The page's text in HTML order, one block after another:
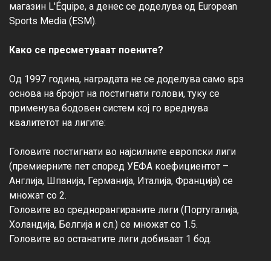
магазин L'Équipe, а денес се доделува од European
Sports Media (ESM).
Како се пресметуваат поените?
Од 1997 година, наградата не се доделува само врз
основа на бројот на постигнати голови, туку се
применува бодовен систем кој го вреднува
квалитетот на лигите:
Головите постигнати во најсилните европски лиги
(премиерните пет според УЕФА коефициентот –
Англија, Шпанија, Германија, Италија, Франција) се
множат со 2.
Головите во среднорангираните лиги (Португалија,
Холандија, Белгија и сл.) се множат со 1.5.
Головите во останатите лиги добиваат 1 бод.